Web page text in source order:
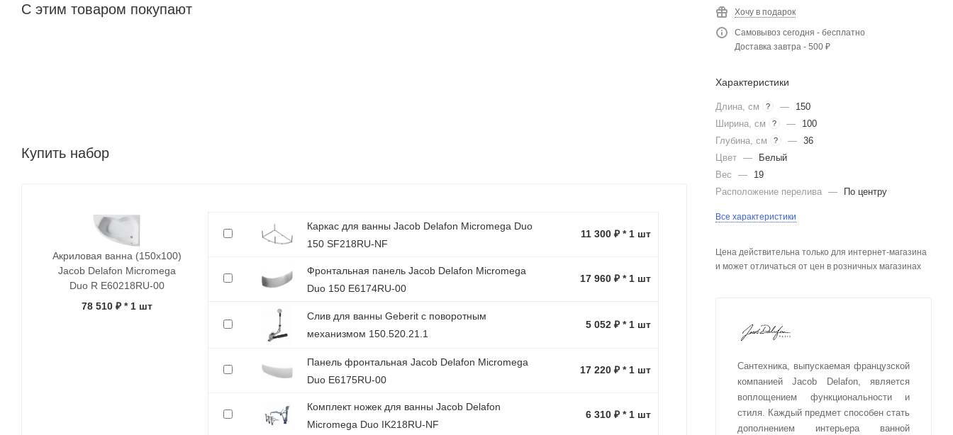
С этим товаром покупают
Купить набор
Акриловая ванна (150x100)
Jacob Delafon Micromega
Duo R E60218RU-00
78 510 ₽ * 1 шт
Каркас для ванны Jacob Delafon Micromega Duo
150 SF218RU-NF
11 300 ₽ * 1 шт
Фронтальная панель Jacob Delafon Micromega
Duo 150 E6174RU-00
17 960 ₽ * 1 шт
Слив для ванны Geberit с поворотным
механизмом 150.520.21.1
5 052 ₽ * 1 шт
Панель фронтальная Jacob Delafon Micromega
Duo E6175RU-00
17 220 ₽ * 1 шт
Комплект ножек для ванны Jacob Delafon
Micromega Duo IK218RU-NF
6 310 ₽ * 1 шт
Хочу в подарок
Самовывоз сегодня - бесплатно
Доставка завтра - 500 ₽
Характеристики
Длина, см ? —
150
Ширина, см
? —
100
Глубина, см
? — 36
Цвет —
Белый
Вес
—
19
Расположение перелива — По центру
Все характеристики
Цена действительна только для интернет-магазина
и может отличаться от цен в розничных магазинах
Сантехника, выпускаемая французской
компанией Jacob Delafon, является
воплощением функциональности и
стиля. Каждый предмет способен стать
дополнением интерьера ванной